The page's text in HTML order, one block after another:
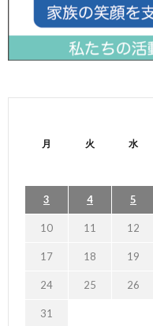
月 火 水
3 4 5
10 11 12
17 18 19
24 25 26
31